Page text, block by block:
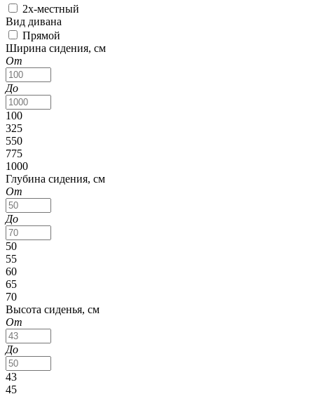
2х-местный
Вид дивана
Прямой
Ширина сидения, см
От
До
100
325
550
775
1000
Глубина сидения, см
От
До
50
55
60
65
70
Высота сиденья, см
От
До
43
45